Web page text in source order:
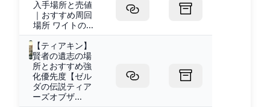
入手場所と売値
｜おすすめ周回
場所 ワイトの...
【ティアキン】
賢者の遺志の場
所とおすすめ強
化優先度【ゼル
ダの伝説ティア
ーズオブザ...